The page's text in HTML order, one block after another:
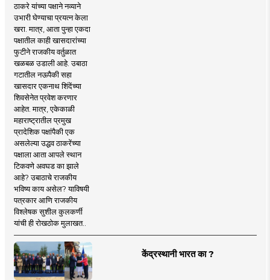
ठाकरे यांच्या पक्षाने नव्याने
उभारी घेण्याचा प्रयत्न केला
खरा. मात्र, आता पुन्हा एकदा
पक्षातील काही खासदारांच्या
फुटीने राजकीय वर्तुळात
खळबळ उडाली आहे. उबाठा
गटातील नऊपैकी सहा
खासदार एकनाथ शिंदेंच्या
शिवसेनेत प्रवेश करणार
आहेत. मात्र, एकेकाळी
महाराष्ट्रातील प्रमुख
प्रादेशिक पक्षांपैकी एक
असलेल्या उद्धव ठाकरेंच्या
पक्षाला आता आपले स्थान
टिकवणे अवघड का झाले
आहे? उबाठाचे राजकीय
भविष्य काय असेल? याविषयी
पत्रकार आणि राजकीय
विश्लेषक सुशील कुलकर्णी
यांची ही रोखठोक मुलाखत..
केंद्रस्थानी भारत का ?